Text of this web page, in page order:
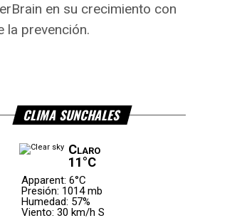
en su crecimiento con
la prevención.
CLIMA SUNCHALES
Claro
11°C
Apparent: 6°C
Presión: 1014 mb
Humedad: 57%
Viento: 30 km/h S